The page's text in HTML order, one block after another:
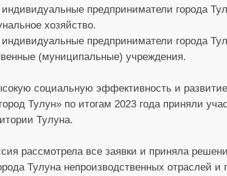
предприниматели города
хозяйство.
предприниматели города
(муниципальные) учреждения.
социальную эффективность и
Тулун» по итогам 2023 года приняли
Тулуна.
рассмотрела все заявки и приняла
Тулуна непроизводственных отраслей